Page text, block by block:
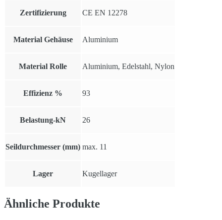
Zertifizierung CE EN 12278
Material Gehäuse Aluminium
Material Rolle Aluminium, Edelstahl, Nylon
Effizienz % 93
Belastung-kN 26
Seildurchmesser (mm) max. 11
Lager Kugellager
Ähnliche Produkte